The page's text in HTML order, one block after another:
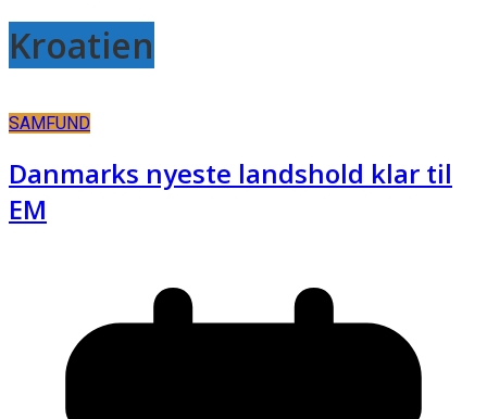
Kroatien
SAMFUND
Danmarks nyeste landshold klar til
EM